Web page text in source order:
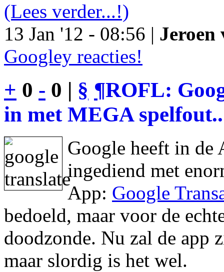
(Lees verder...!)
13 Jan '12 - 08:56 | Jeroen
Googley reacties!
+ 0 - 0 | § ¶ROFL:
in met MEGA
Google heeft in de
ingediend met
App: Google
bedoeld, maar voor de
doodzonde. Nu zal de app
maar slordig is het wel.